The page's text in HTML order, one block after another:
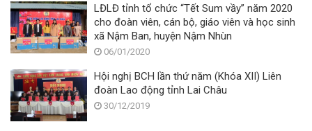
LĐLĐ tỉnh tổ chức “Tết Sum vầy” năm 2020
cho đoàn viên, cán bộ, giáo viên và học sinh
xã Nậm Ban, huyện Nậm Nhùn
06/01/2020
Hội nghị BCH lần thứ năm (Khóa XII) Liên
đoàn Lao động tỉnh Lai Châu
30/12/2019